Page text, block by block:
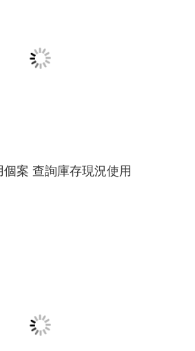
案 查詢庫存現況使用